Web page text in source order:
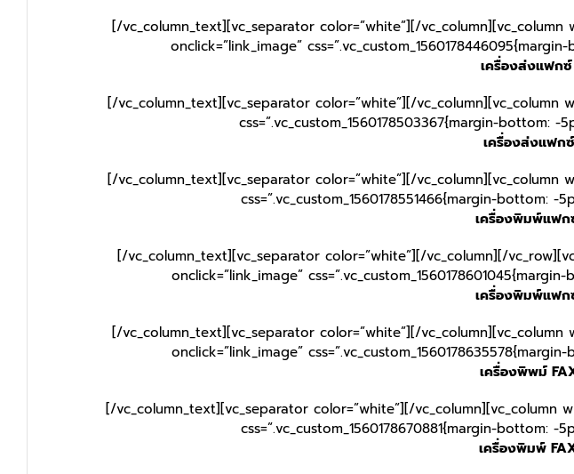
[/vc_column_text][vc_separator color=”white”][/vc_column][vc_column
onclick=”link_image”
เครื่องส่งแฟก
[/vc_column_text][vc_separator color=”white”][/vc_column][vc_column
css=”.vc_custom_1560178503367{margin-bottom:
เครื่องส่งแฟก
[/vc_column_text][vc_separator color=”white”][/vc_column][vc_column
css=”.vc_custom_1560178551466{margin-bottom:
เครื่องพิมพ์แฟก
[/vc_column_text][vc_separator color=”white”][/vc_column][/
onclick=”link_image”
เครื่องพิมพ์แฟก
[/vc_column_text][vc_separator color=”white”][/vc_column][vc_column
onclick=”link_image”
เครื่องพิพม์
[/vc_column_text][vc_separator color=”white”][/vc_column][vc_column
css=”.vc_custom_1560178670881{margin-bottom:
เครื่องพิมพ์